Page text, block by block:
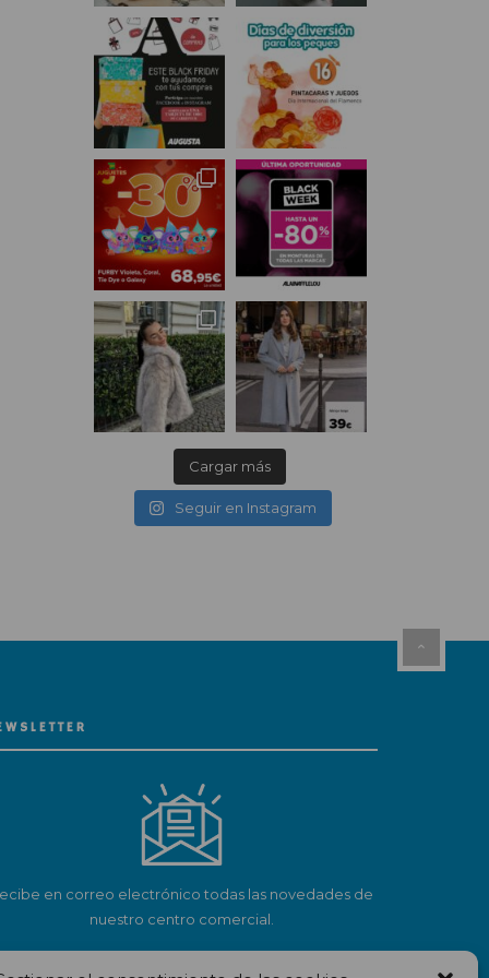
Cargar más
Seguir en Instagram
en correo electrónico todas las novedades de
nuestro centro comercial.